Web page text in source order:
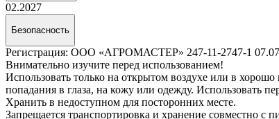
02.2027
Безопасность
Регистрация: ООО «АГРОМАСТЕР» 247-11-2747-1
Внимательно изучите перед использованием!
Использовать только на открытом воздухе или в
попадания в глаза, на кожу или одежду. Использовать
Хранить в недоступном для посторонних месте.
Запрещается транспортировка и хранение совместно